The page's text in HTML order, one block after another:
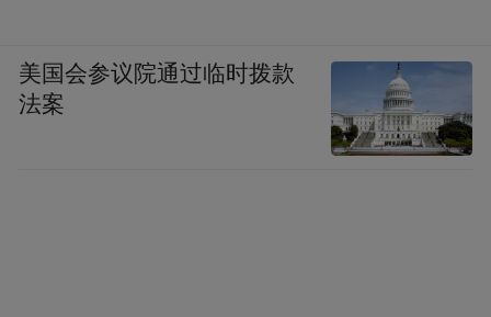
美国会参议院通过临时拨款
法案